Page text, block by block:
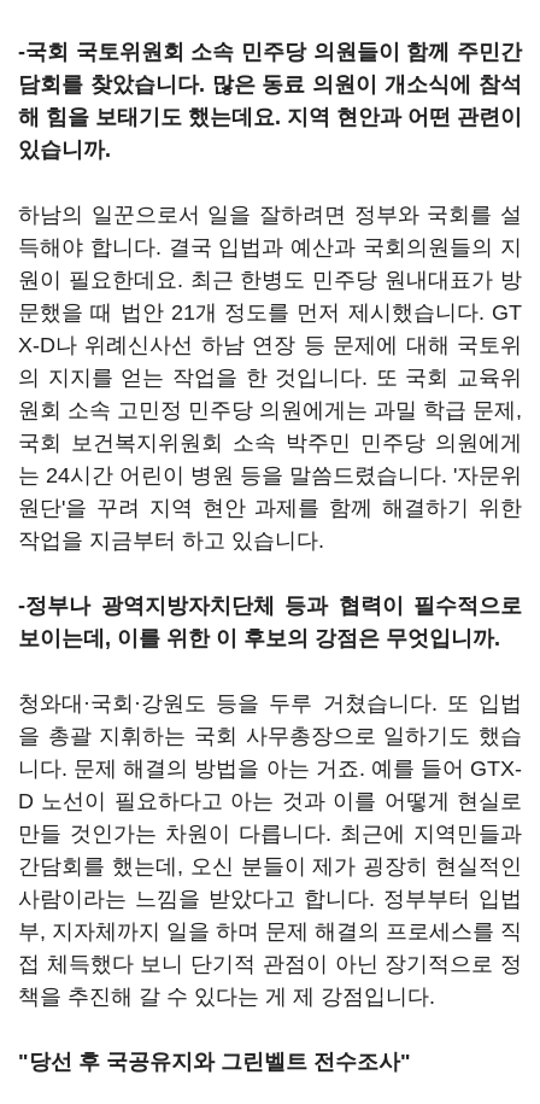
-국회 국토위원회 소속 민주당 의원들이 함께 주민간
담회를 찾았습니다. 많은 동료 의원이 개소식에 참석
해 힘을 보태기도 했는데요. 지역 현안과 어떤 관련이
있습니까.
하남의 일꾼으로서 일을 잘하려면 정부와 국회를 설
득해야 합니다. 결국 입법과 예산과 국회의원들의 지
원이 필요한데요. 최근 한병도 민주당 원내대표가 방
문했을 때 법안 21개 정도를 먼저 제시했습니다. GT
X-D나 위례신사선 하남 연장 등 문제에 대해 국토위
의 지지를 얻는 작업을 한 것입니다. 또 국회 교육위
원회 소속 고민정 민주당 의원에게는 과밀 학급 문제,
국회 보건복지위원회 소속 박주민 민주당 의원에게
는 24시간 어린이 병원 등을 말씀드렸습니다. '자문위
원단'을 꾸려 지역 현안 과제를 함께 해결하기 위한
작업을 지금부터 하고 있습니다.
-정부나 광역지방자치단체 등과 협력이 필수적으로
보이는데, 이를 위한 이 후보의 강점은 무엇입니까.
청와대·국회·강원도 등을 두루 거쳤습니다. 또 입법
을 총괄 지휘하는 국회 사무총장으로 일하기도 했습
니다. 문제 해결의 방법을 아는 거죠. 예를 들어 GTX-
D 노선이 필요하다고 아는 것과 이를 어떻게 현실로
만들 것인가는 차원이 다릅니다. 최근에 지역민들과
간담회를 했는데, 오신 분들이 제가 굉장히 현실적인
사람이라는 느낌을 받았다고 합니다. 정부부터 입법
부, 지자체까지 일을 하며 문제 해결의 프로세스를 직
접 체득했다 보니 단기적 관점이 아닌 장기적으로 정
책을 추진해 갈 수 있다는 게 제 강점입니다.
"당선 후 국공유지와 그린벨트 전수조사"